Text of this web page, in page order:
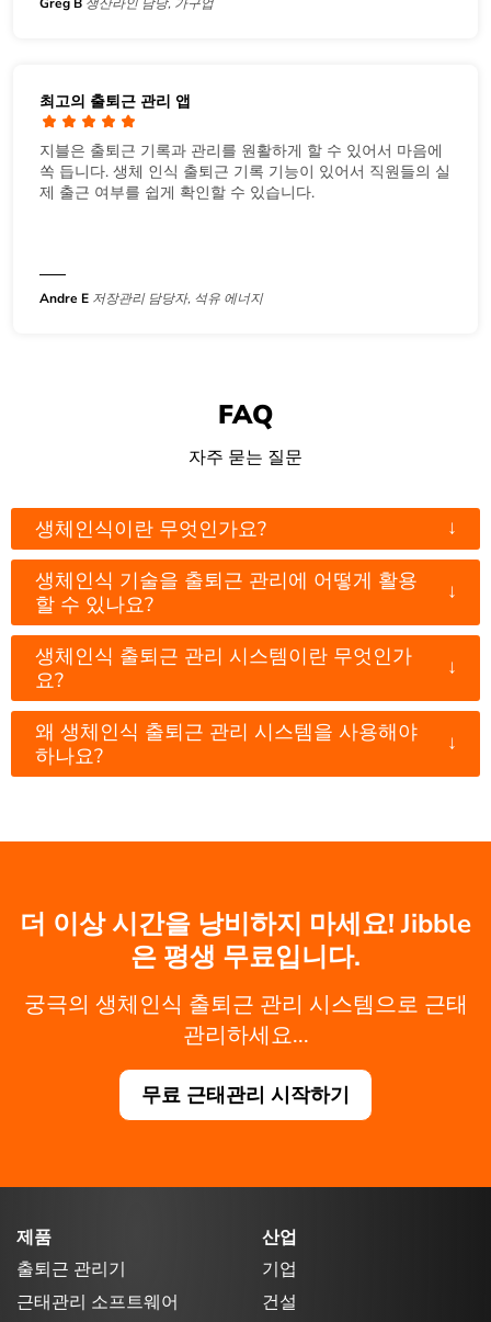
최고의 출퇴근 관리 앱
지블은 출퇴근 기록과 관리를 원활하게 할 수 있어서 마음에
쏙 듭니다. 생체 인식 출퇴근 기록 기능이 있어서 직원들의 실
제 출근 여부를 쉽게 확인할 수 있습니다.
Andre E 저장관리 담당자, 석유 에너지
FAQ
자주 묻는 질문
생체인식이란 무엇인가요? ↓
생체인식 기술을 출퇴근 관리에 어떻게 활용
할 수 있나요?
↓
생체인식 출퇴근 관리 시스템이란 무엇인가
요?
↓
왜 생체인식 출퇴근 관리 시스템을 사용해야
하나요?
↓
더 이상 시간을 낭비하지 마세요! Jibble
은 평생 무료입니다.
궁극의 생체인식 출퇴근 관리 시스템으로 근태
관리하세요...
무료 근태관리 시작하기
제품
출퇴근 관리기
근태관리 소프트웨어
산업
기업
건설